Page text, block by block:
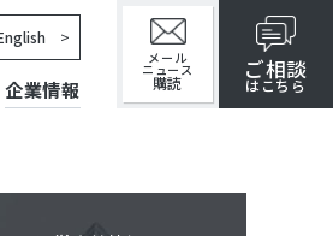
企業情報
メール
ニュース
購読 ご相談
はこちら